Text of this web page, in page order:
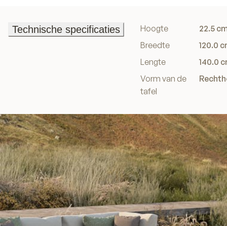
Technische specificaties
Hoogte
22.5
Breedte
120.0
Lengte
140.0
Vorm van de
tafel